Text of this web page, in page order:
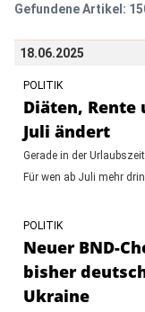
Gefundene Artikel:
18.06.2025
POLITIK
Diäten, Rente
Juli ändert
Gerade in der
Für wen ab Juli mehr
POLITIK
Neuer BND-
bisher
Ukraine